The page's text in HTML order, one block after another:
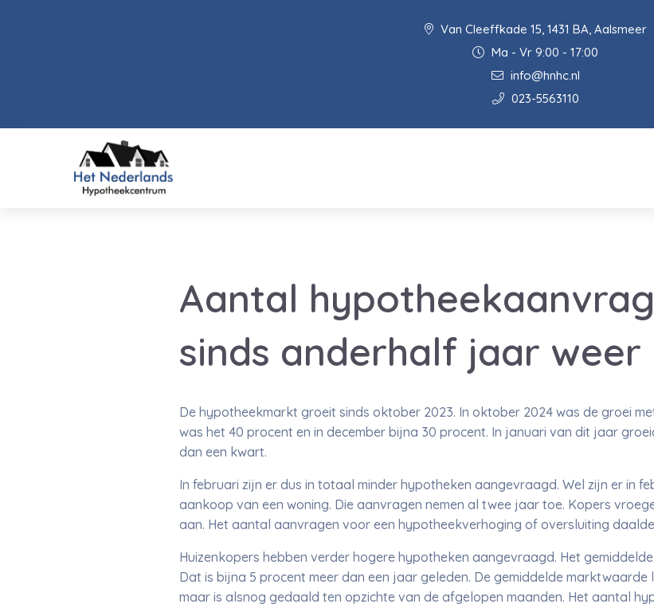
Van Cleeffkade 15, 1431 BA, Aalsmeer
Ma - Vr 9:00 - 17:00
info@hnhc.nl
023-5563110
Aantal
sinds anderhalf jaar weer
De hypotheekmarkt groeit sinds oktober 2023. In oktober 2024 was de groei
was het 40 procent en in december bijna 30 procent. In januari van dit jaar
dan een kwart.
In februari zijn er dus in totaal minder hypotheken aangevraagd. Wel zijn er in
aankoop van een woning. Die aanvragen nemen al twee jaar toe. Kopers
aan. Het aantal aanvragen voor een hypotheekverhoging of oversluiting daalde
Huizenkopers hebben verder hogere hypotheken aangevraagd. Het
Dat is bijna 5 procent meer dan een jaar geleden. De gemiddelde
maar is alsnog gedaald ten opzichte van de afgelopen maanden. Het aantal